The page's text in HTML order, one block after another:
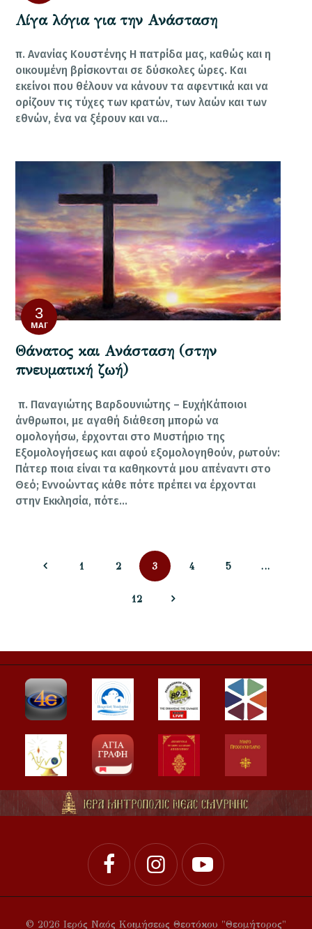
Λίγα λόγια για την Ανάσταση
π. Ανανίας Κουστένης Η πατρίδα μας, καθώς και η
οικουμένη βρίσκονται σε δύσκολες ώρες. Και
εκείνοι που θέλουν να κάνουν τα αφεντικά και να
ορίζουν τις τύχες των κρατών, των λαών και των
εθνών, ένα να ξέρουν και να…
3
ΜΆΙ
Θάνατος και Ανάσταση (στην
πνευματική ζωή)
π. Παναγιώτης Βαρδουνιώτης – ΕυχήΚάποιοι
άνθρωποι, με αγαθή διάθεση μπορώ να
ομολογήσω, έρχονται στο Μυστήριο της
Εξομολογήσεως και αφού εξομολογηθούν, ρωτούν:
Πάτερ ποια είναι τα καθηκοντά μου απέναντι στο
Θεό; Εννοώντας κάθε πότε πρέπει να έρχονται
στην Εκκλησία, πότε…
Σελιδοποίηση
PAGE
1 PAGE
2 PAGE
3 PAGE
4 PAGE
5 …
PAGE
12
© 2026 Ιερός Ναός Κοιμήσεως Θεοτόκου "Θεομήτορος"